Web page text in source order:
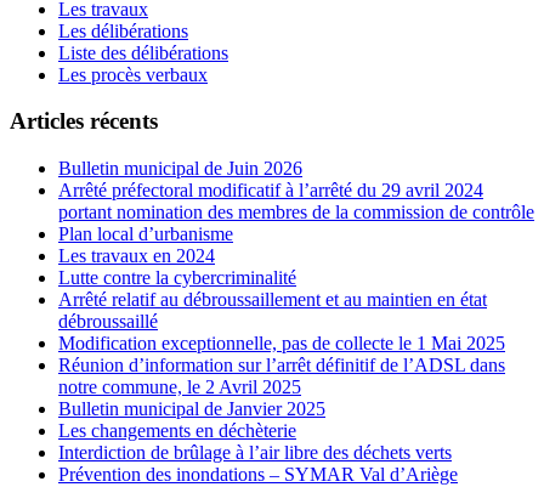
Les travaux
Les délibérations
Liste des délibérations
Les procès verbaux
Articles récents
Bulletin municipal de Juin 2026
Arrêté préfectoral modificatif à l’arrêté du 29 avril 2024
portant nomination des membres de la commission de contrôle
Plan local d’urbanisme
Les travaux en 2024
Lutte contre la cybercriminalité
Arrêté relatif au débroussaillement et au maintien en état
débroussaillé
Modification exceptionnelle, pas de collecte le 1 Mai 2025
Réunion d’information sur l’arrêt définitif de l’ADSL dans
notre commune, le 2 Avril 2025
Bulletin municipal de Janvier 2025
Les changements en déchèterie
Interdiction de brûlage à l’air libre des déchets verts
Prévention des inondations – SYMAR Val d’Ariège